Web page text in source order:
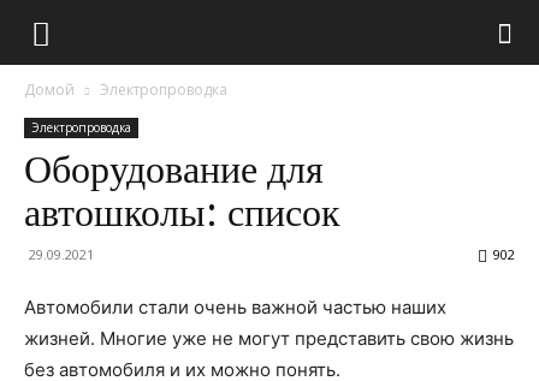
Домой Электропроводка
Электропроводка
Оборудование для
автошколы: список
29.09.2021 902
Автомобили стали очень важной частью наших
жизней. Многие уже не могут представить свою жизнь
без автомобиля и их можно понять.